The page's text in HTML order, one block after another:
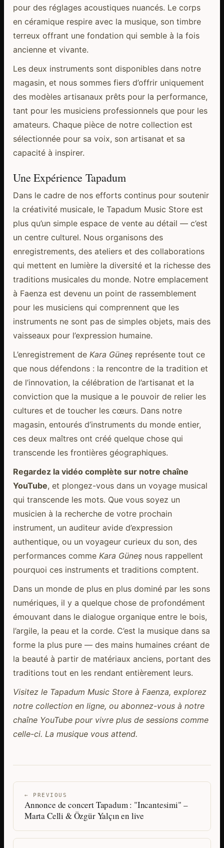
pour des réglages acoustiques nuancés. Le corps
en céramique respire avec la musique, son timbre
terreux offrant une fondation qui semble à la fois
ancienne et vivante.
Les deux instruments sont disponibles dans notre
magasin, et nous sommes fiers d’offrir uniquement
des modèles artisanaux prêts pour la performance,
tant pour les musiciens professionnels que pour les
amateurs. Chaque pièce de notre collection est
sélectionnée pour sa voix, son artisanat et sa
capacité à inspirer.
Une Expérience Tapadum
Dans le cadre de nos efforts continus pour soutenir
la créativité musicale, le Tapadum Music Store est
plus qu’un simple espace de vente au détail — c’est
un centre culturel. Nous organisons des
enregistrements, des ateliers et des collaborations
qui mettent en lumière la diversité et la richesse des
traditions musicales du monde. Notre emplacement
à Faenza est devenu un point de rassemblement
pour les musiciens qui comprennent que les
instruments ne sont pas de simples objets, mais des
vaisseaux pour l’expression humaine.
L’enregistrement de Kara Güneşreprésente tout ce
que nous défendons : la rencontre de la tradition et
de l’innovation, la célébration de l’artisanat et la
conviction que la musique a le pouvoir de relier les
cultures et de toucher les cœurs. Dans notre
magasin, entourés d’instruments du monde entier,
ces deux maîtres ont créé quelque chose qui
transcende les frontières géographiques.
Regardez la vidéo complète sur notre chaîne
YouTube, et plongez-vous dans un voyage musical
qui transcende les mots. Que vous soyez un
musicien à la recherche de votre prochain
instrument, un auditeur avide d’expression
authentique, ou un voyageur curieux du son, des
performances comme Kara Güneşnous rappellent
pourquoi ces instruments et traditions comptent.
Dans un monde de plus en plus dominé par les sons
numériques, il y a quelque chose de profondément
émouvant dans le dialogue organique entre le bois,
l’argile, la peau et la corde. C’est la musique dans sa
forme la plus pure — des mains humaines créant de
la beauté à partir de matériaux anciens, portant des
traditions tout en les rendant entièrement leurs.
Visitez le Tapadum Music Store à Faenza, explorez
notre collection en ligne, ou abonnez-vous à notre
chaîne YouTube pour vivre plus de sessions comme
celle-ci. La musique vous attend.
← PREVIOUS
Annonce de concert Tapadum : "Incantesimi" –
Marta Celli & Özgür Yalçın en live